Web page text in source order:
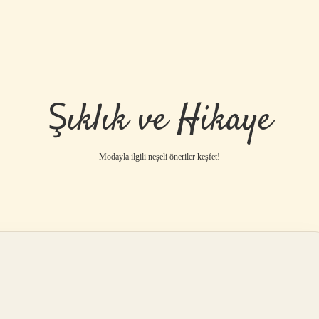
Şıklık ve Hikaye
Modayla ilgili neşeli öneriler keşfet!